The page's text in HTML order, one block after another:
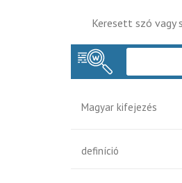
Keresett szó vagy
Magyar kifejezés
definíció